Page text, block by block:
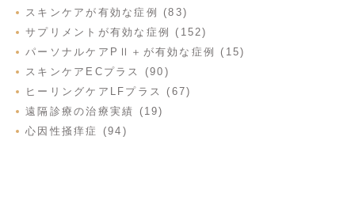
スキンケアが有効な症例 (83)
サプリメントが有効な症例 (152)
パーソナルケアPⅡ＋が有効な症例 (15)
スキンケアECプラス (90)
ヒーリングケアLFプラス (67)
遠隔診療の治療実績 (19)
心因性掻痒症 (94)